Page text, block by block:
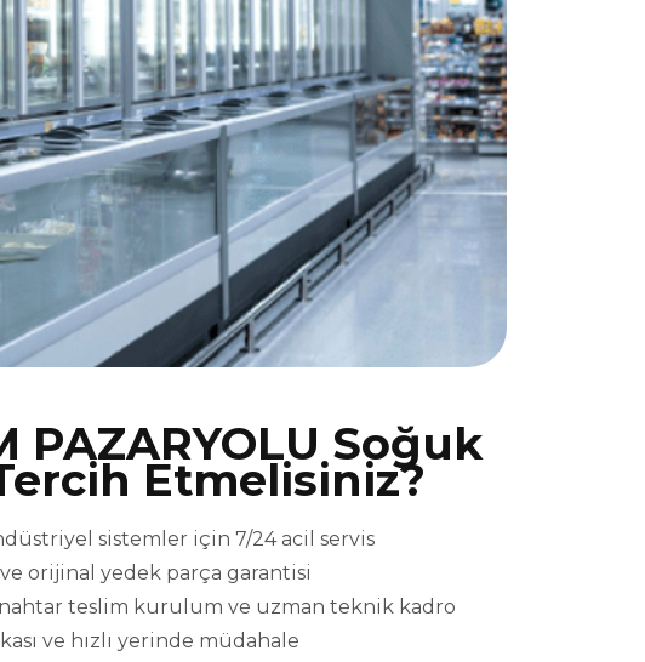
PAZARYOLU Soğuk
Etmelisiniz?
sistemler için 7/24 acil servis
orijinal yedek parça garantisi
teslim kurulum ve uzman teknik kadro
ve hızlı yerinde müdahale